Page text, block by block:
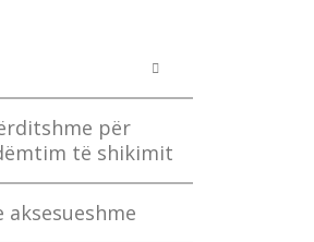
për
të shikimit
aksesueshme